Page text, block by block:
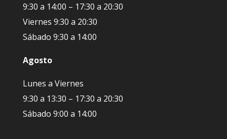
9:30 a 14:00 – 17:30 a 20:30
Viernes 9:30 a 20:30
Sábado 9:30 a 14:00
Agosto
Lunes a Viernes
9:30 a 13:30 – 17:30 a 20:30
Sábado 9:00 a 14:00